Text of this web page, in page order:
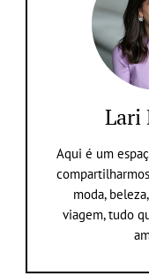
Lari
Aqui é um
moda,
viagem, tudo